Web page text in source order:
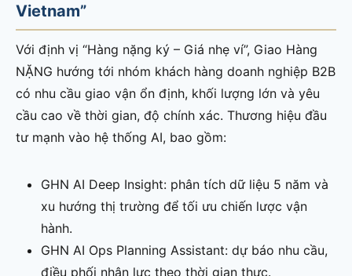
Vietnam”
Với định vị “Hàng nặng ký – Giá nhẹ ví”, Giao Hàng
NẶNG hướng tới nhóm khách hàng doanh nghiệp B2B
có nhu cầu giao vận ổn định, khối lượng lớn và yêu
cầu cao về thời gian, độ chính xác. Thương hiệu đầu
tư mạnh vào hệ thống AI, bao gồm:
GHN AI Deep Insight: phân tích dữ liệu 5 năm và
xu hướng thị trường để tối ưu chiến lược vận
hành.
GHN AI Ops Planning Assistant: dự báo nhu cầu,
điều phối nhân lực theo thời gian thực.